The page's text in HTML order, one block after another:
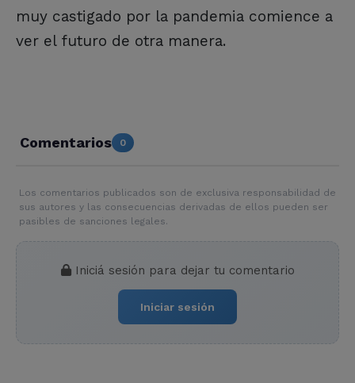
muy castigado por la pandemia comience a
ver el futuro de otra manera.
Comentarios 0
Los comentarios publicados son de exclusiva responsabilidad de
sus autores y las consecuencias derivadas de ellos pueden ser
pasibles de sanciones legales.
Iniciá sesión para dejar tu comentario
Iniciar sesión